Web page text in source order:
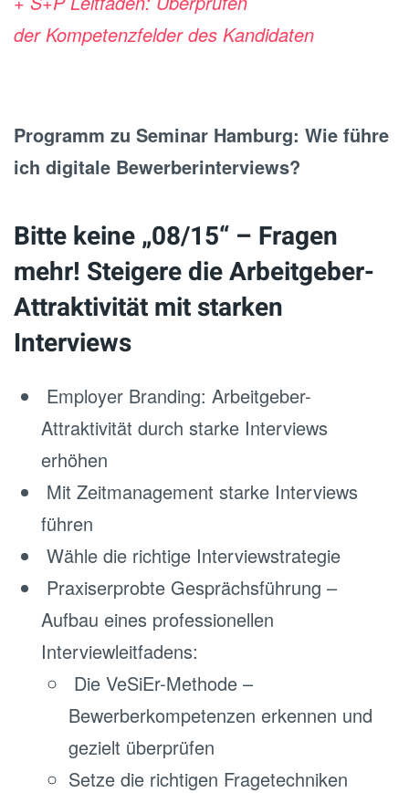
derKompetenzfelder des Kandidaten
Programm zu Seminar Hamburg: Wie führe
ich digitale Bewerberinterviews?
Bitte keine „08/15“ – Fragen
mehr! Steigere die Arbeitgeber-
Attraktivität mit starken
Interviews
Employer Branding: Arbeitgeber-
Attraktivität durch starke Interviews
erhöhen
Mit Zeitmanagement starke Interviews
führen
Wähle die richtige Interviewstrategie
Praxiserprobte Gesprächsführung –
Aufbau eines professionellen
Interviewleitfadens:
Die VeSiEr-Methode –
Bewerberkompetenzen erkennen und
gezielt überprüfen
Setze die richtigen Fragetechniken